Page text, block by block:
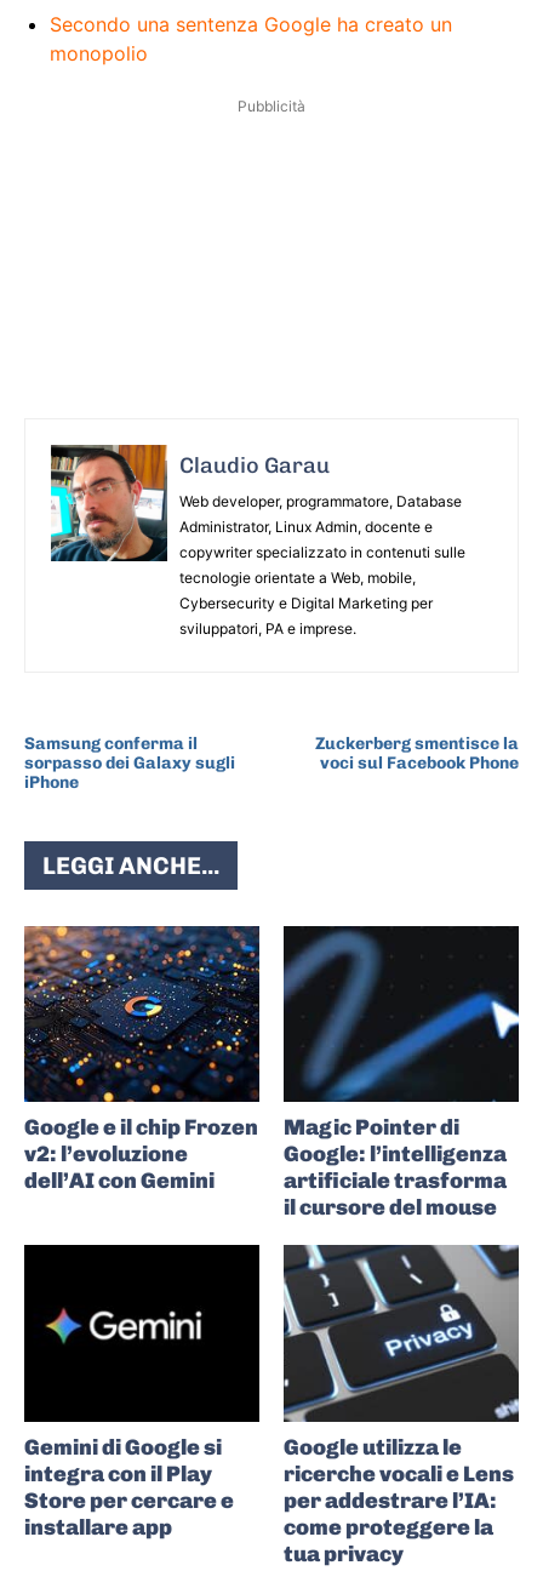
Secondo una sentenza Google ha creato un
monopolio
Pubblicità
Claudio Garau
Web developer, programmatore, Database
Administrator, Linux Admin, docente e
copywriter specializzato in contenuti sulle
tecnologie orientate a Web, mobile,
Cybersecurity e Digital Marketing per
sviluppatori, PA e imprese.
Samsung conferma il
sorpasso dei Galaxy sugli
iPhone
Zuckerberg smentisce la
voci sul Facebook Phone
LEGGI ANCHE...
Google e il chip Frozen
v2: l’evoluzione
dell’AI con Gemini
Magic Pointer di
Google: l’intelligenza
artificiale trasforma
il cursore del mouse
Gemini di Google si
integra con il Play
Store per cercare e
installare app
Google utilizza le
ricerche vocali e Lens
per addestrare l’IA:
come proteggere la
tua privacy